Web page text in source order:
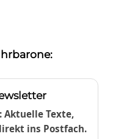
Texte,
ins Postfach.